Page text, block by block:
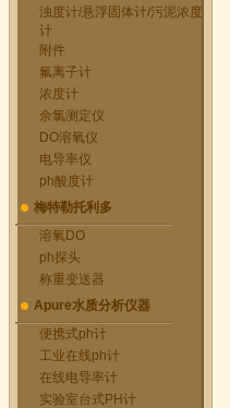
浊度计/悬浮固体计/污泥浓度
计
附件
氟离子计
浓度计
余氯测定仪
DO溶氧仪
电导率仪
ph酸度计
梅特勒托利多
溶氧DO
ph探头
称重变送器
Apure水质分析仪器
便携式ph计
工业在线ph计
在线电导率计
实验室台式PH计